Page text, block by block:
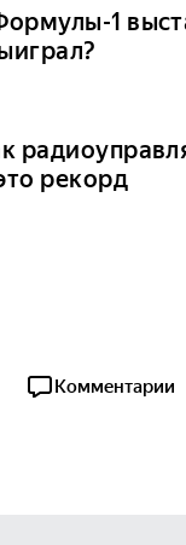
1
рекорд
Комментарии